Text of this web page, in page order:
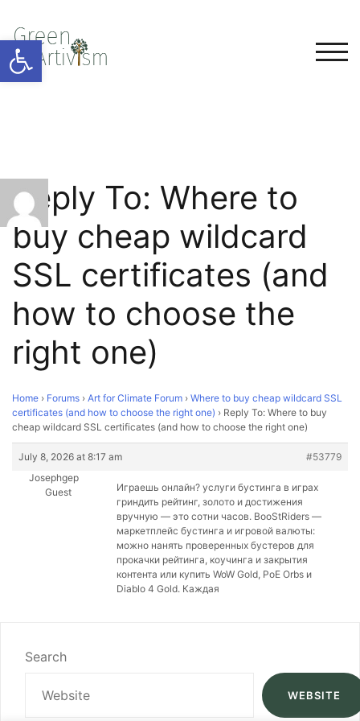
Open toolbar
Reply To: Where to
buy cheap wildcard
SSL certificates (and
how to choose the
right one)
Home › Forums › Art for Climate Forum › Where to buy cheap wildcard SSL
certificates (and how to choose the right one) › Reply To: Where to buy
cheap wildcard SSL certificates (and how to choose the right one)
July 8, 2026 at 8:17 am
#53779
Josephgep
Guest
Играешь онлайн? услуги бустинга в играх
гриндить рейтинг, золото и достижения
вручную — это сотни часов. BooStRiders —
маркетплейс бустинга и игровой валюты:
можно нанять проверенных бустеров для
прокачки рейтинга, коучинга и закрытия
контента или купить WoW Gold, PoE Orbs и
Diablo 4 Gold. Каждая
Search
WEBSITE